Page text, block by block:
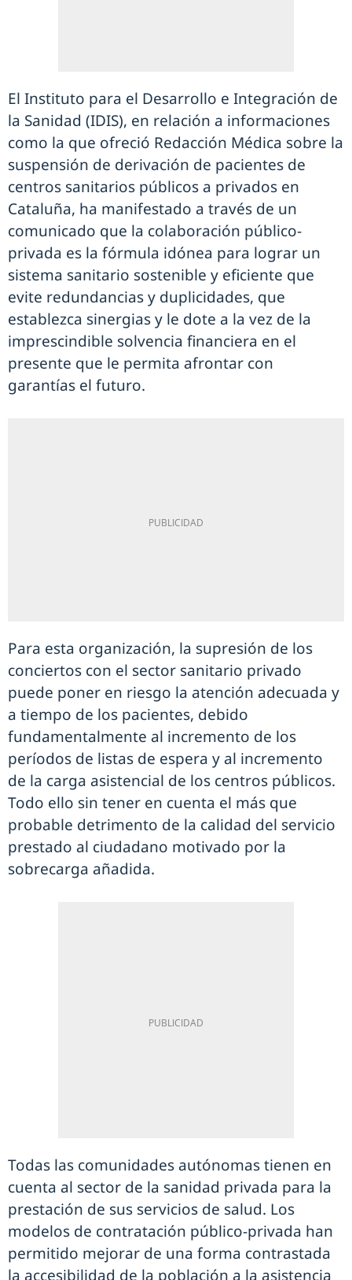
El Instituto para el Desarrollo e Integración de
la Sanidad (IDIS), en relación a informaciones
como la que ofreció Redacción Médica sobre la
suspensión de derivación de pacientes de
centros sanitarios públicos a privados en
Cataluña, ha manifestado a través de un
comunicado que la colaboración público-
privada es la fórmula idónea para lograr un
sistema sanitario sostenible y eficiente que
evite redundancias y duplicidades, que
establezca sinergias y le dote a la vez de la
imprescindible solvencia financiera en el
presente que le permita afrontar con
garantías el futuro.
Para esta organización, la supresión de los
conciertos con el sector sanitario privado
puede poner en riesgo la atención adecuada y
a tiempo de los pacientes, debido
fundamentalmente al incremento de los
períodos de listas de espera y al incremento
de la carga asistencial de los centros públicos.
Todo ello sin tener en cuenta el más que
probable detrimento de la calidad del servicio
prestado al ciudadano motivado por la
sobrecarga añadida.
Todas las comunidades autónomas tienen en
cuenta al sector de la sanidad privada para la
prestación de sus servicios de salud. Los
modelos de contratación público-privada han
permitido mejorar de una forma contrastada
la accesibilidad de la población a la asistencia